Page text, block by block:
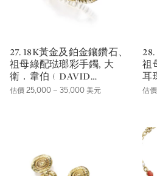
27. 18K黃金及鉑金鑲鑽石、
祖母綠配琺瑯彩手鐲, 大
衛．韋伯﹙DAVID
WEBB﹚
估價 25,000 – 35,000 美元
28. 18K黃金及鉑金鑲鑽石、
祖
耳
估